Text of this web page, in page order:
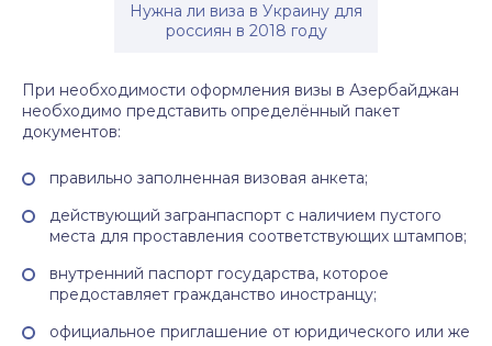
Нужна ли виза в Украину для
россиян в 2018 году
При необходимости оформления визы в Азербайджан
необходимо представить определённый пакет
документов:
правильно заполненная визовая анкета;
действующий загранпаспорт с наличием пустого
места для проставления соответствующих штампов;
внутренний паспорт государства, которое
предоставляет гражданство иностранцу;
официальное приглашение от юридического или же